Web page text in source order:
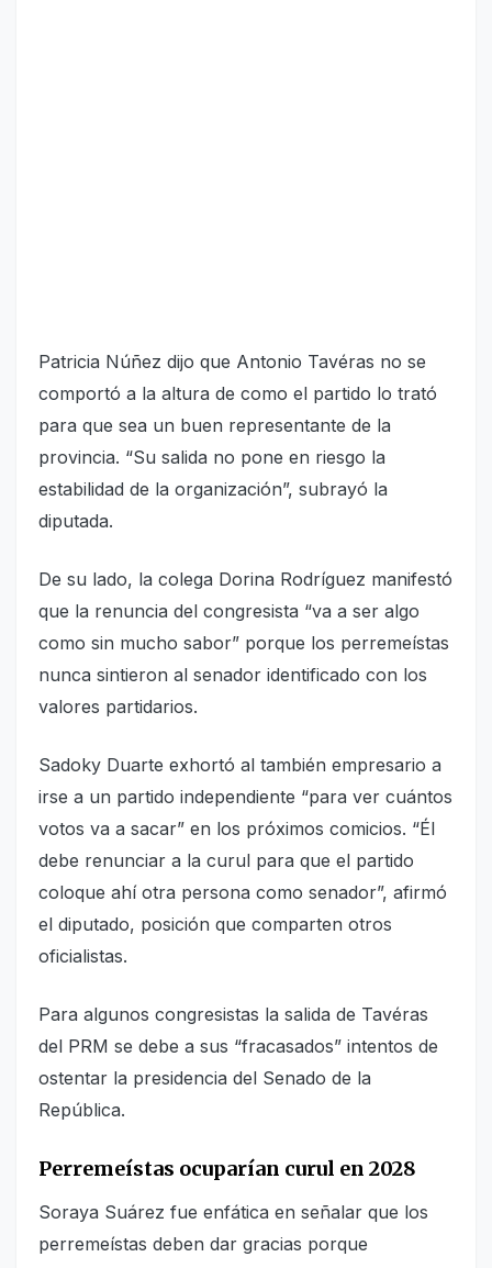
Patricia Núñez dijo que Antonio Tavéras no se
comportó a la altura de como el partido lo trató
para que sea un buen representante de la
provincia. “Su salida no pone en riesgo la
estabilidad de la organización”, subrayó la
diputada.
De su lado, la colega Dorina Rodríguez manifestó
que la renuncia del congresista “va a ser algo
como sin mucho sabor” porque los perremeístas
nunca sintieron al senador identificado con los
valores partidarios.
Sadoky Duarte exhortó al también empresario a
irse a un partido independiente “para ver cuántos
votos va a sacar” en los próximos comicios. “Él
debe renunciar a la curul para que el partido
coloque ahí otra persona como senador”, afirmó
el diputado, posición que comparten otros
oficialistas.
Para algunos congresistas la salida de Tavéras
del PRM se debe a sus “fracasados” intentos de
ostentar la presidencia del Senado de la
República.
Perremeístas ocuparían curul en 2028
Soraya Suárez fue enfática en señalar que los
perremeístas deben dar gracias porque